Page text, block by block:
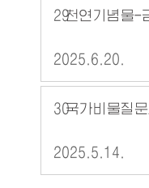
29천연기념물
2025.6.20.
30국가비물질
2025.5.14.